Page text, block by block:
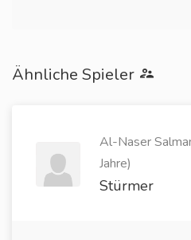
Ähnliche Spieler
Al-Naser
Jahre)
Stürmer